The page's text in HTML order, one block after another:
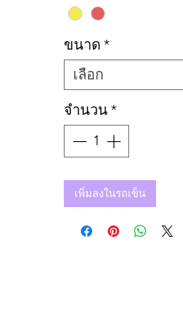
ขนาด *
เลือก
จำนวน*
เพิ่มลงในรถเข็น